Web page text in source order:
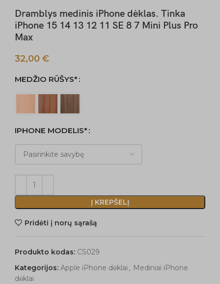
Dramblys medinis iPhone dėklas. Tinka
iPhone 15 14 13 12 11 SE 8 7 Mini Plus Pro
Max
32,00 €
MEDŽIO RŪŠYS*
IPHONE MODELIS*
Į KREPŠELĮ
Pridėti į norų sąrašą
Produkto kodas: CS029
Kategorijos: Apple iPhone dėklai , Mediniai iPhone
dėklai